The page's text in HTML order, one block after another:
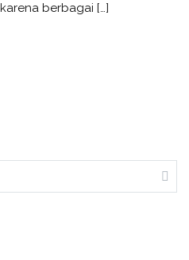
Ringan
berbagai […]